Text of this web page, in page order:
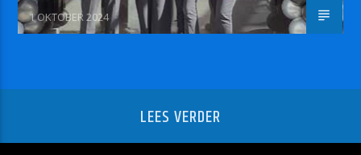
1 OKTOBER 2024
LEES VERDER